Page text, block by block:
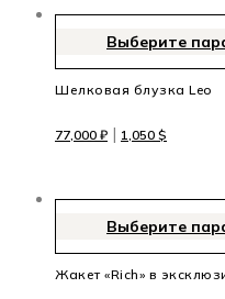
Выберите
Шелковая блузка Leo
77,000 ₽ | 1,050 $
Выберите
Жакет «Rich» в